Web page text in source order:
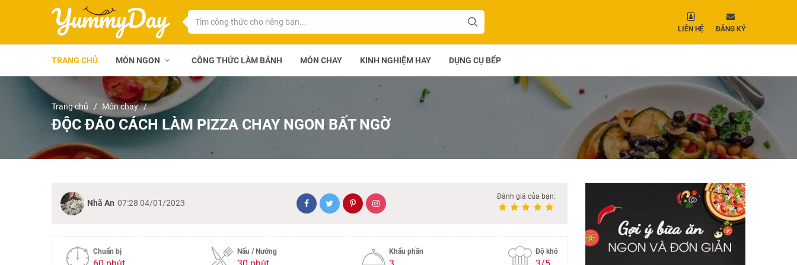
LIÊN HỆ ĐĂNG KÝ
TRANG CHỦ MÓN NGON CÔNG THỨC LÀM BÁNH MÓN CHAY KINH NGHIỆM HAY DỤNG CỤ BẾP
Trang chủ Món chay
ĐỘC ĐÁO CÁCH LÀM PIZZA CHAY NGON BẤT NGỜ
Nhã An 07:28 04/01/2023
Đánh giá của bạn:
Chuẩn bị Nấu / Nướng Khẩu phần Độ khó